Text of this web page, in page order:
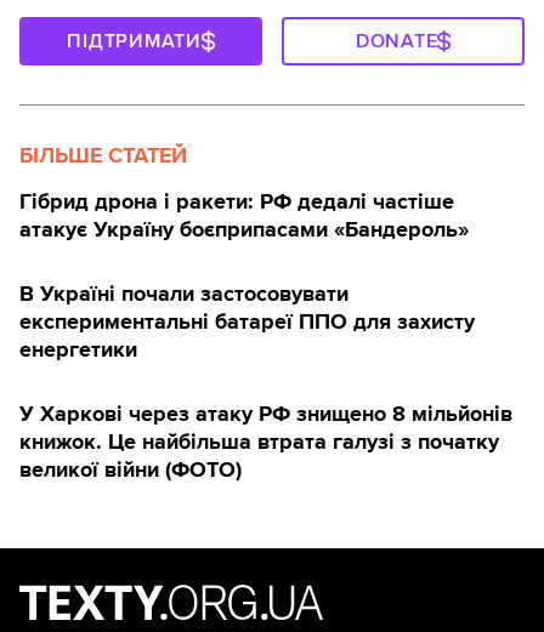
ПІДТРИМАТИ DONATE
БІЛЬШЕ СТАТЕЙ
Гібрид дрона і ракети: РФ дедалі частіше
атакує Україну боєприпасами «Бандероль»
В Україні почали застосовувати
експериментальні батареї ППО для захисту
енергетики
У Харкові через атаку РФ знищено 8 мільйонів
книжок. Це найбільша втрата галузі з початку
великої війни (ФОТО)